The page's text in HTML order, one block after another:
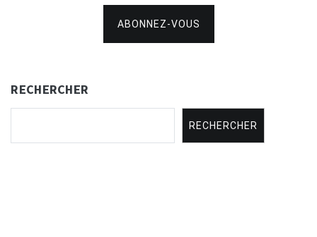
ABONNEZ-VOUS
RECHERCHER
RECHERCHER